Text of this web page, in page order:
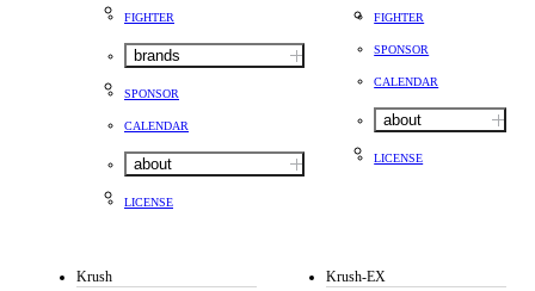
FIGHTER
brands
SPONSOR
CALENDAR
about
LICENSE
FIGHTER
SPONSOR
CALENDAR
about
LICENSE
Krush Krush-EX